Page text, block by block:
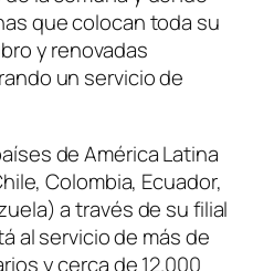
que colocan toda su
y renovadas
un servicio de
de América Latina
Colombia, Ecuador,
a través de su filial
al servicio de más de
y cerca de 12.000